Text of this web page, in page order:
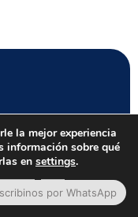
la mejor experiencia
información sobre qué
en settings.
Cerrar el banner
por WhatsApp